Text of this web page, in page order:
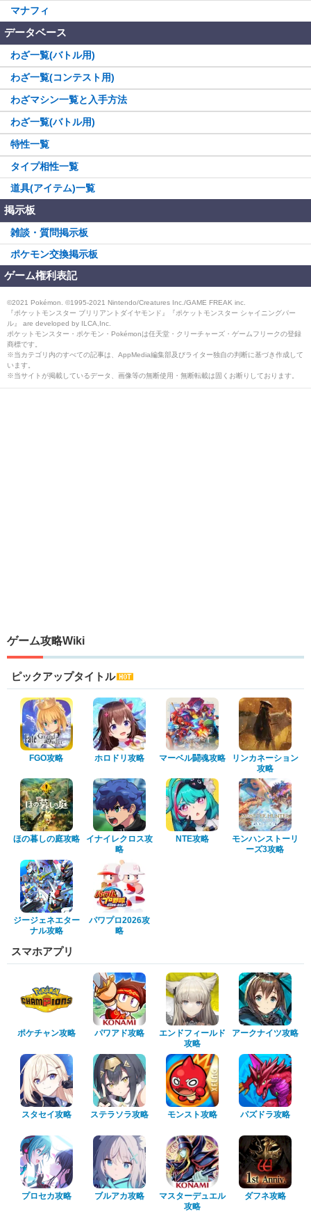
マナフィ
データベース
わざ一覧(バトル用)
わざ一覧(コンテスト用)
わざマシン一覧と入手方法
わざ一覧(バトル用)
特性一覧
タイプ相性一覧
道具(アイテム)一覧
掲示板
雑談・質問掲示板
ポケモン交換掲示板
ゲーム権利表記
©2021 Pokémon. ©1995-2021 Nintendo/Creatures Inc./GAME FREAK inc.
『ポケットモンスター ブリリアントダイヤモンド』『ポケットモンスター シャイニングパー
ル』 are developed by ILCA,Inc.
ポケットモンスター・ポケモン・Pokémonは任天堂・クリーチャーズ・ゲームフリークの登録
商標です。
※当カテゴリ内のすべての記事は、AppMedia編集部及びライター独自の判断に基づき作成して
います。
※当サイトが掲載しているデータ、画像等の無断使用・無断転載は固くお断りしております。
ゲーム攻略Wiki
ピックアップタイトル
FGO攻略 ホロドリ攻略 マーベル闘魂攻略
リンカネーション
攻略
ほの暮しの庭攻略
イナイレクロス攻
略
NTE攻略
モンハンストーリ
ーズ3攻略
ジージェネエター
ナル攻略
パワプロ2026攻
略
スマホアプリ
ポケチャン攻略 パワアド攻略
エンドフィールド
攻略
アークナイツ攻略
スタセイ攻略 ステラソラ攻略 モンスト攻略 パズドラ攻略
プロセカ攻略 ブルアカ攻略
マスターデュエル
攻略
ダフネ攻略